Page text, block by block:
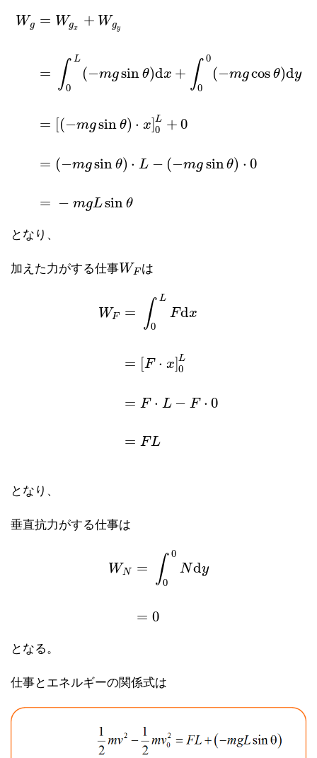
Wg =
=
=
=
=
Wgx + Wgy
∫ L
0
(−mgsin θ)dx + ∫ 0
0
(−mgcos θ)dy
[(−mgsin θ) ⋅ x]L
0 + 0
(−mgsin θ) ⋅ L − (−mg sinθ) ⋅ 0
− mgLsin θ
sinθ
となり、
加えた力がする仕事WF
WF は
WF =
=
=
=
∫ L
0
Fdx
[F ⋅ x]L
0
F ⋅ L − F ⋅ 0
FL
Fd [F⋅x
となり、
垂直抗力がする仕事は
WN =
=
∫ 0
0
Ndy
0
00 N
となる。
仕事とエネルギーの関係式は